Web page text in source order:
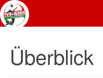
Überblick